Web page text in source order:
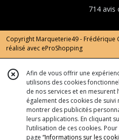
714 avis
Copyright Marqueterie49 - Frédérique
réalisé avec eProShopping
Afin de vous offrir une
utilisons des cookies
de nos services et en mesurent
également des cookies de
montrer des publicités
leurs applications. En cliquant
l’utilisation de ces cookies.
page “Informations sur les